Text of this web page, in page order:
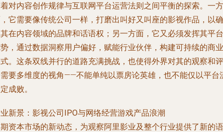
对内容创作规律与互联网平台运营法则之间平衡的探索。一方
它需要像传统公司一样，打磨出叫好又叫座的影视作品，以确
在内容领域的品牌和话语权；另一方面，它又必须发挥其平台
，通过数据洞察用户偏好，赋能行业伙伴，构建可持续的商业
。这条双线并行的道路充满挑战，也使得外界对其的观察和评
要多维度的视角——不能单纯以票房论英雄，也不能仅以平台
成败。
新景：影视公司IPO与网络经营游戏产品浪潮
资本市场的新动态，为观察阿里影业及整个行业提供了新的语